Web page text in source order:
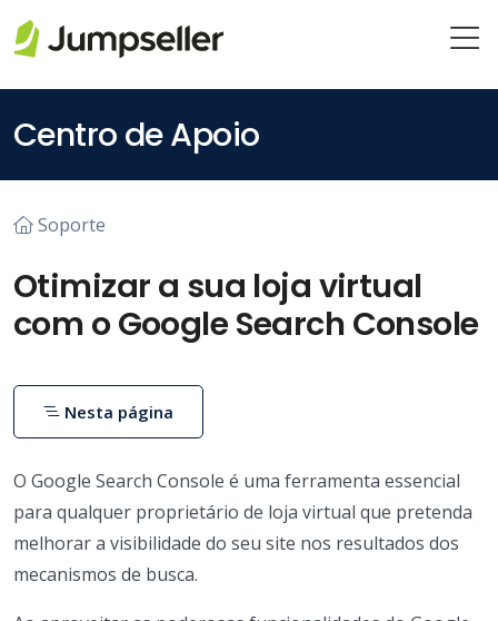
Centro de Apoio
Soporte
Otimizar a sua loja virtual
com o Google Search Console
O Google Search Console é uma ferramenta essencial
para qualquer proprietário de loja virtual que pretenda
melhorar a visibilidade do seu site nos resultados dos
mecanismos de busca.
Nesta página